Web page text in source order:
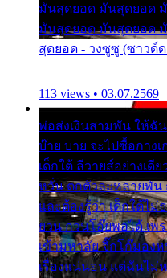
มันสุดยอด มันสุดยอด
มันสุดยอด มันสุดยอด
สุดยอด - วงซูซู (ซาวด์
113 views • 03.07.2569
พ่อส่งเงินสามพัน ให้ฉั
บ๊าย บาย จะไปซื้อกางเ
เด็กใต้ ลีวายส์อย่างเดี
หวั่น ตกตัวละหลายพัน
และต้องรู้ว่า เด็กใต้ไม่
ยวน กวนโอ๊ยพอได้ เพ
เข้ามหาลัย จิ๊กโก๊มอง
เรื่องแน่นอน แต่ฉันไม่